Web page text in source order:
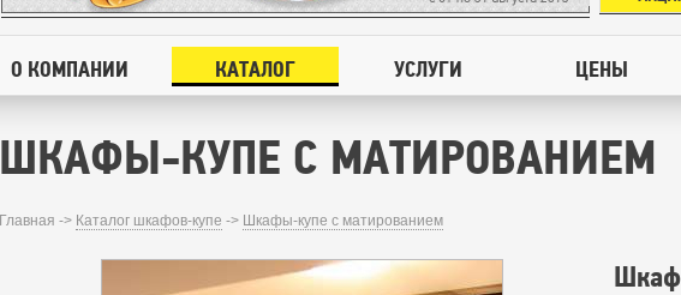
О КОМПАНИИ КАТАЛОГ УСЛУГИ ЦЕНЫ
ШКАФЫ-КУПЕ С МАТИРОВАНИЕМ
Главная -> Каталог шкафов-купе -> Шкафы-купе с матированием